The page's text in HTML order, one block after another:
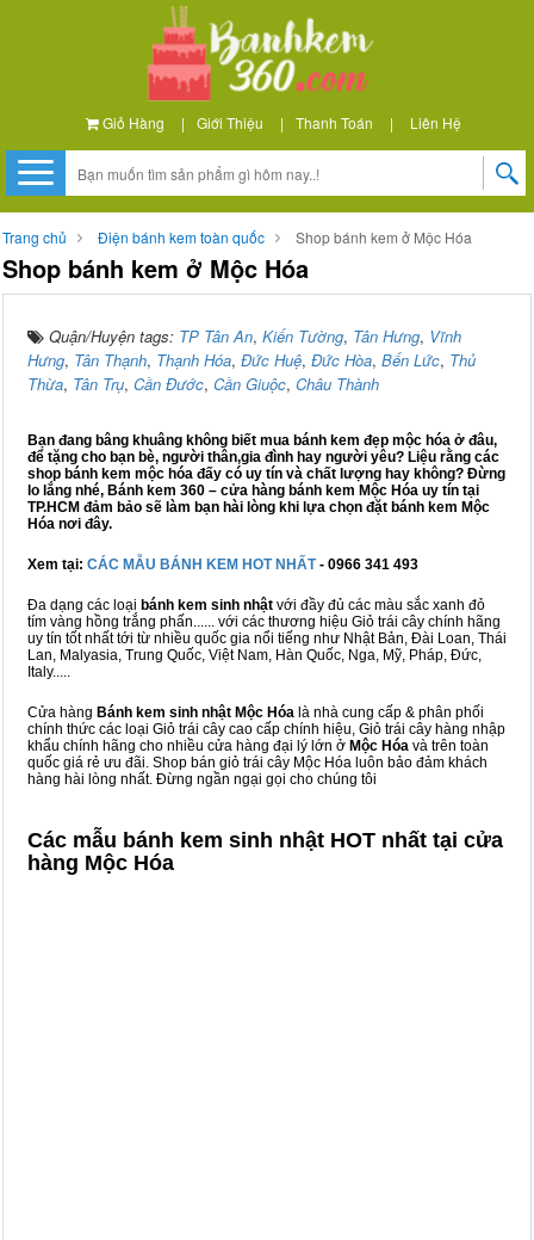
Giỏ Hàng | Giới Thiệu | Thanh Toán | Liên Hệ
Trang chủ Điện bánh kem toàn quốc Shop bánh kem ở Mộc Hóa
Shop bánh kem ở Mộc Hóa
Quận/Huyện tags: TP Tân An, Kiến Tường, Tân Hưng, Vĩnh
Hưng, Tân Thạnh, Thạnh Hóa, Đức Huệ, Đức Hòa, Bến Lức, Thủ
Thừa, Tân Trụ, Cần Đước, Cần Giuộc, Châu Thành
Bạn đang bâng khuâng không biết mua bánh kem đẹp mộc hóa ở đâu,
để tặng cho bạn bè, người thân,gia đình hay người yêu? Liệu rằng các
shop bánh kem mộc hóa đấy có uy tín và chất lượng hay không? Đừng
lo lắng nhé, Bánh kem 360 – cửa hàng bánh kem Mộc Hóa uy tín tại
TP.HCM đảm bảo sẽ làm bạn hài lòng khi lựa chọn đặt bánh kem Mộc
Hóa nơi đây.
Xem tại: CÁC MẪU BÁNH KEM HOT NHẤT- 0966 341 493
Đa dạng các loại bánh kem sinh nhật với đầy đủ các màu sắc xanh đỏ
tím vàng hồng trắng phấn...... với các thương hiệu Giỏ trái cây chính hãng
uy tín tốt nhất tới từ nhiều quốc gia nổi tiếng như Nhật Bản, Đài Loan, Thái
Lan, Malyasia, Trung Quốc, Việt Nam, Hàn Quốc, Nga, Mỹ, Pháp, Đức,
Italy.....
Cửa hàng Bánh kem sinh nhật Mộc Hóa là nhà cung cấp & phân phối
chính thức các loại Giỏ trái cây cao cấp chính hiệu, Giỏ trái cây hàng nhập
khẩu chính hãng cho nhiều cửa hàng đại lý lớn ở Mộc Hóa và trên toàn
quốc giá rẻ ưu đãi. Shop bán giỏ trái cây Mộc Hóa luôn bảo đảm khách
hàng hài lòng nhất. Đừng ngần ngại gọi cho chúng tôi
Các mẫu bánh kem sinh nhật HOT nhất tại cửa
hàng Mộc Hóa